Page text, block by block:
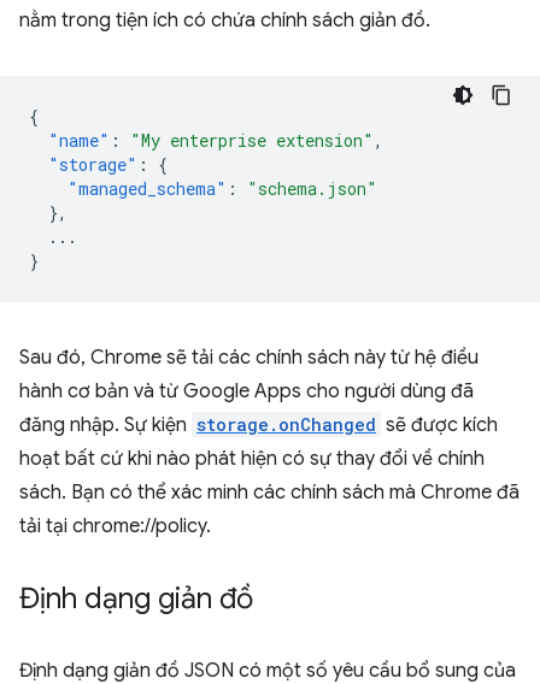
nằm trong tiện ích có chứa chính sách giản đồ.
{
"name" : "My enterprise extension" ,
"storage" :
{
"managed_schema" :
"schema.json"
},
...
}
Sau đó, Chrome sẽ tải các chính sách này từ hệ điều
hành cơ bản và từ Google Apps cho người dùng đã
đăng nhập. Sự kiện storage.onChanged sẽ được kích
hoạt bất cứ khi nào phát hiện có sự thay đổi về chính
sách. Bạn có thể xác minh các chính sách mà Chrome đã
tải tại chrome://policy.
Định dạng giản đồ
Định dạng giản đồ JSON có một số yêu cầu bổ sung của